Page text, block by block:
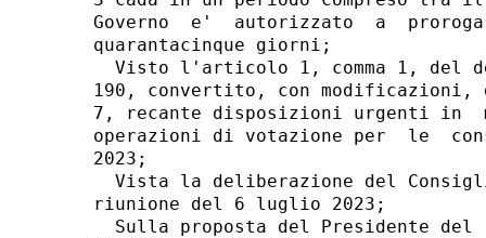
Governo  e'  autorizzato  a
quarantacinque giorni;
Visto l'articolo 1, comma 1, del
190, convertito, con modificazioni,
7, recante disposizioni urgenti in
operazioni di votazione per  le
2023;
Vista la deliberazione del
riunione del 6 luglio 2023;
Sulla proposta del Presidente del